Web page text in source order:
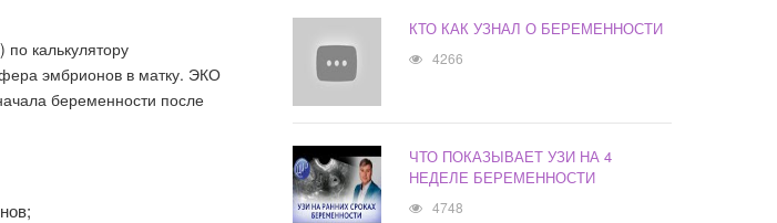
калькулятору
эмбрионов в матку. ЭКО
беременности после
КТО КАК УЗНАЛ О БЕРЕМЕННОСТИ
4266
ЧТО ПОКАЗЫВАЕТ УЗИ НА 4
НЕДЕЛЕ БЕРЕМЕННОСТИ
4748